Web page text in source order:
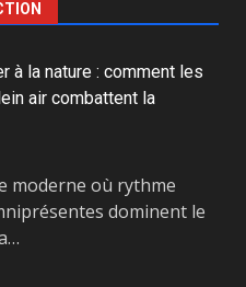
à la nature : comment les
air combattent la
moderne où rythme
dominent le